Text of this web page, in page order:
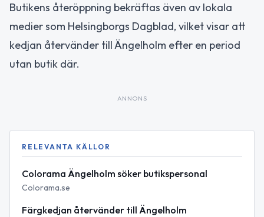
Butikens återöppning bekräftas även av lokala
medier som Helsingborgs Dagblad, vilket visar att
kedjan återvänder till Ängelholm efter en period
utan butik där.
ANNONS
RELEVANTA KÄLLOR
Colorama Ängelholm söker butikspersonal
Colorama.se
Färgkedjan återvänder till Ängelholm